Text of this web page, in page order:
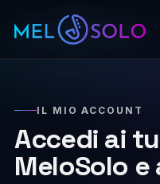
IL MIO ACCOUNT
Accedi ai
MeloSolo